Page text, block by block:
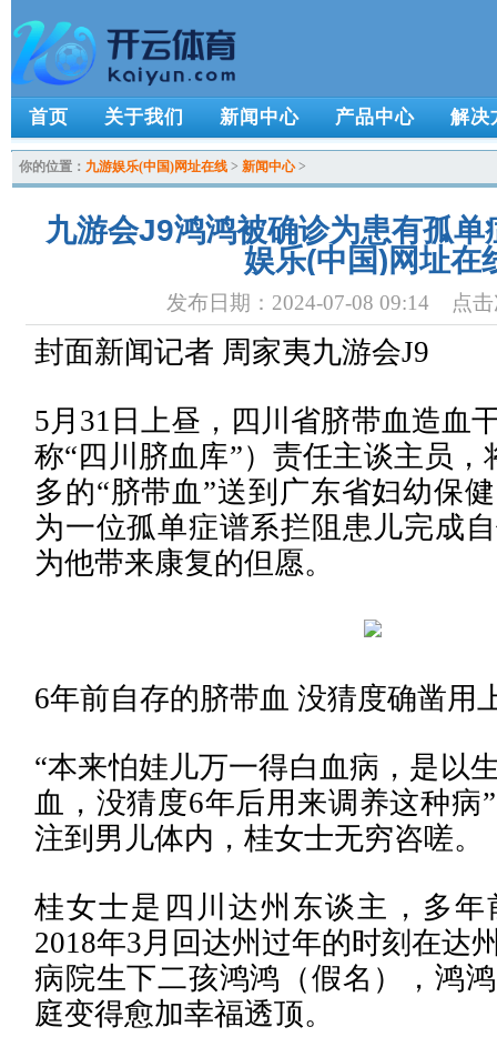
首页 关于我们 新闻中心 产品中心 解决
你的位置： 九游娱乐(中国)网址在线 > 新闻中心>
九游会J9鸿鸿被确诊为患有孤单
娱乐(中国)网址在
发布日期：2024-07-08 09:14 点击
封面新闻记者 周家夷九游会J9
5月31日上昼，四川省脐带血造血
称“四川脐血库”）责任主谈主员，
多的“脐带血”送到广东省妇幼保
为一位孤单症谱系拦阻患儿完成
为他带来康复的但愿。
6年前自存的脐带血 没猜度确凿用
“本来怕娃儿万一得白血病，是以
血，没猜度6年后用来调养这种病
注到男儿体内，桂女士无穷咨嗟。
桂女士是四川达州东谈主，多年
2018年3月回达州过年的时刻在达
病院生下二孩鸿鸿（假名），鸿
庭变得愈加幸福透顶。